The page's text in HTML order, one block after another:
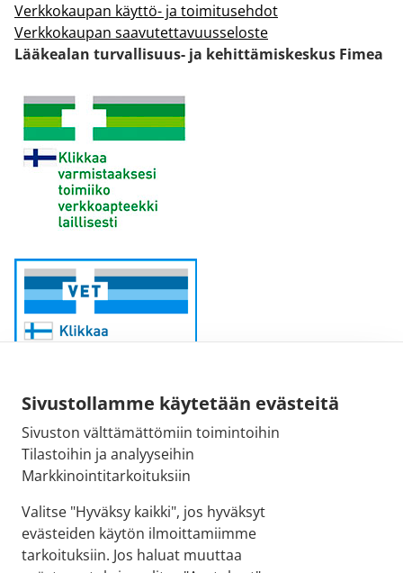
Sivustollamme käytetään evästeitä
Sivuston välttämättömiin toimintoihin
Tilastoihin ja analyyseihin
Markkinointitarkoituksiin
Valitse "Hyväksy kaikki", jos hyväksyt
evästeiden käytön ilmoittamiimme
tarkoituksiin. Jos haluat muuttaa
Verkkokaupan käyttö- ja toimitusehdot
Verkkokaupan saavutettavuusseloste
Lääkealan turvallisuus- ja kehittämiskeskus Fimea
Sähköpostiosoite:
kirjaamo@fimea.fi
Fimean vaihde:
029 522 3341